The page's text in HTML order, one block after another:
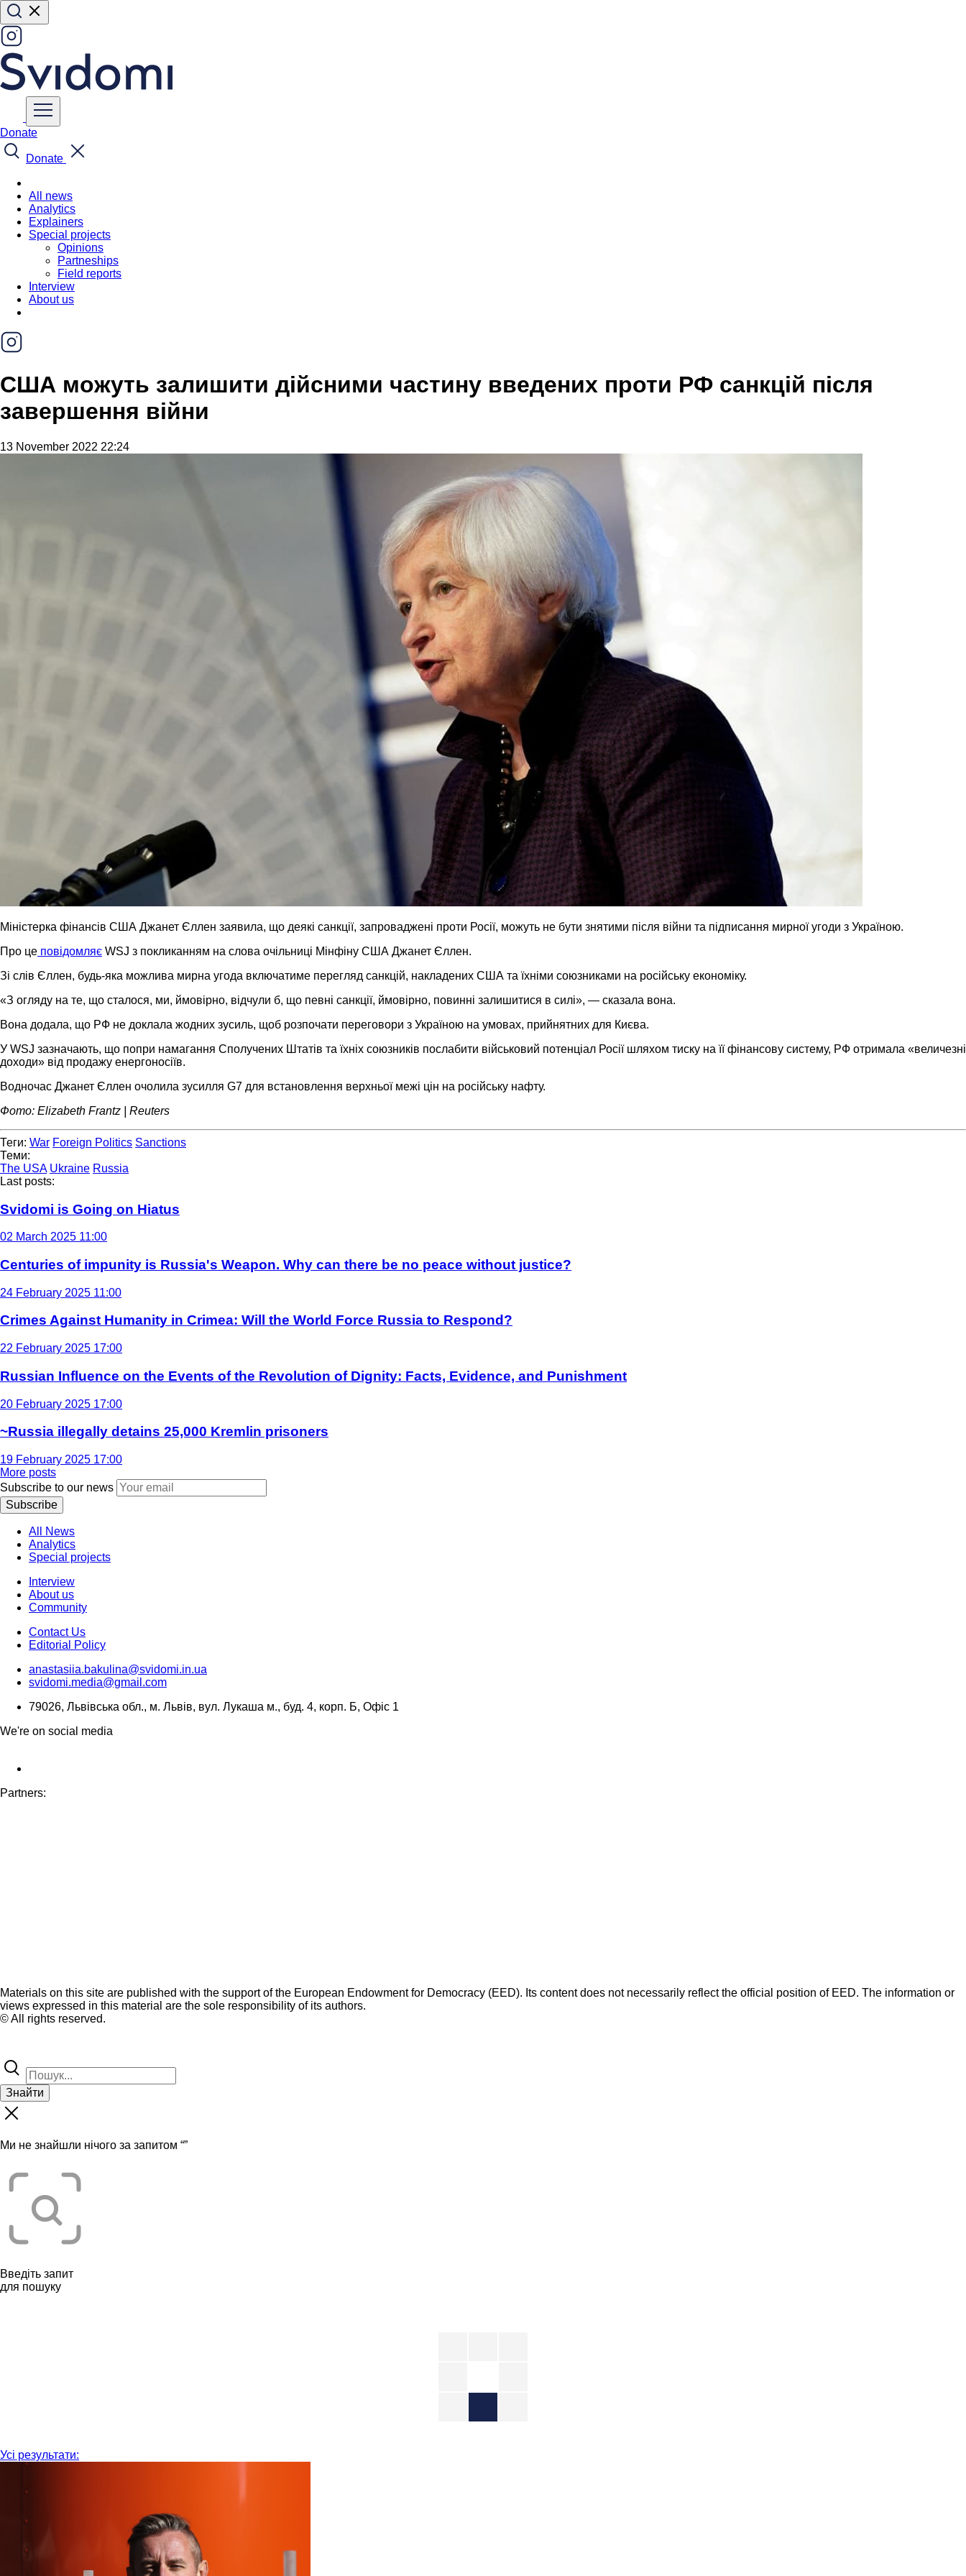
Donate
Donate
All news
Analytics
Explainers
Special projects
Opinions
Partneships
Field reports
Interview
About us
США можуть залишити дійсними частину введених проти РФ санкцій після
завершення війни
13 November 2022 22:24
Міністерка фінансів США Джанет Єллен заявила, що деякі санкції, запроваджені проти Росії, можуть не бути знятими після війни та підписання мирної угоди з Україною.
Про це повідомляє WSJ з покликанням на слова очільниці Мінфіну США Джанет Єллен.
Зі слів Єллен, будь-яка можлива мирна угода включатиме перегляд санкцій, накладених США та їхніми союзниками на російську економіку.
«З огляду на те, що сталося, ми, ймовірно, відчули б, що певні санкції, ймовірно, повинні залишитися в силі», — сказала вона.
Вона додала, що РФ не доклала жодних зусиль, щоб розпочати переговори з Україною на умовах, прийнятних для Києва.
У WSJ зазначають, що попри намагання Сполучених Штатів та їхніх союзників послабити військовий потенціал Росії шляхом тиску на її фінансову систему, РФ отримала «величезні
доходи» від продажу енергоносіїв.
Водночас Джанет Єллен очолила зусилля G7 для встановлення верхньої межі цін на російську нафту.
Фото: Elizabeth Frantz | Reuters
Теги: War Foreign Politics Sanctions
Теми:
The USA Ukraine Russia
Last posts:
Svidomi is Going on Hiatus
02 March 2025 11:00
Centuries of impunity is Russia's Weapon. Why can there be no peace without justice?
24 February 2025 11:00
Crimes Against Humanity in Crimea: Will the World Force Russia to Respond?
22 February 2025 17:00
Russian Influence on the Events of the Revolution of Dignity: Facts, Evidence, and Punishment
20 February 2025 17:00
~Russia illegally detains 25,000 Kremlin prisoners
19 February 2025 17:00
More posts
Subscribe to our news
Subscribe
All News
Analytics
Special projects
Interview
About us
Community
Contact Us
Editorial Policy
anastasiia.bakulina@svidomi.in.ua
svidomi.media@gmail.com
79026, Львівська обл., м. Львів, вул. Лукаша м., буд. 4, корп. Б, Офіс 1
We're on social media
Partners:
Materials on this site are published with the support of the European Endowment for Democracy (EED). Its content does not necessarily reflect the official position of EED. The information or
views expressed in this material are the sole responsibility of its authors.
© All rights reserved.
Знайти
Ми не знайшли нічого за запитом “”
Введіть запит
для пошуку
Усі результати: